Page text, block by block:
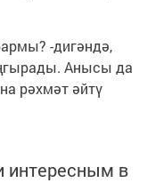
-дигәндә,
Анысы да
рәхмәт әйтү
в